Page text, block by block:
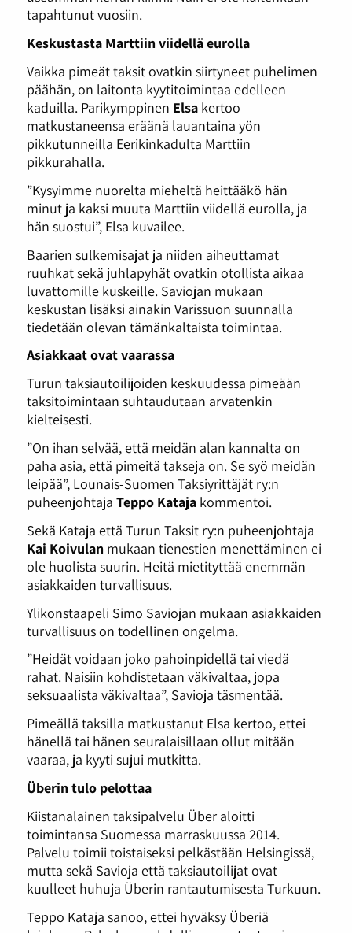
tapahtunut vuosiin.
Keskustasta Marttiin viidellä eurolla
Vaikka pimeät taksit ovatkin siirtyneet puhelimen
päähän, on laitonta kyytitoimintaa edelleen
kaduilla. Parikymppinen Elsakertoo
matkustaneensa eräänä lauantaina yön
pikkutunneilla Eerikinkadulta Marttiin
pikkurahalla.
”Kysyimme nuorelta mieheltä heittääkö hän
minut ja kaksi muuta Marttiin viidellä eurolla, ja
hän suostui”, Elsa kuvailee.
Baarien sulkemisajat ja niiden aiheuttamat
ruuhkat sekä juhlapyhät ovatkin otollista aikaa
luvattomille kuskeille. Saviojan mukaan
keskustan lisäksi ainakin Varissuon suunnalla
tiedetään olevan tämänkaltaista toimintaa.
Asiakkaat ovat vaarassa
Turun taksiautoilijoiden keskuudessa pimeään
taksitoimintaan suhtaudutaan arvatenkin
kielteisesti.
”On ihan selvää, että meidän alan kannalta on
paha asia, että pimeitä takseja on. Se syö meidän
leipää”, Lounais-Suomen Taksiyrittäjät ry:n
puheenjohtaja Teppo Katajakommentoi.
Sekä Kataja että Turun Taksit ry:n puheenjohtaja
Kai Koivulanmukaan tienestien menettäminen ei
ole huolista suurin. Heitä mietityttää enemmän
asiakkaiden turvallisuus.
Ylikonstaapeli Simo Saviojan mukaan asiakkaiden
turvallisuus on todellinen ongelma.
”Heidät voidaan joko pahoinpidellä tai viedä
rahat. Naisiin kohdistetaan väkivaltaa, jopa
seksuaalista väkivaltaa”, Savioja täsmentää.
Pimeällä taksilla matkustanut Elsa kertoo, ettei
hänellä tai hänen seuralaisillaan ollut mitään
vaaraa, ja kyyti sujui mutkitta.
Überin tulo pelottaa
Kiistanalainen taksipalvelu Über aloitti
toimintansa Suomessa marraskuussa 2014.
Palvelu toimii toistaiseksi pelkästään Helsingissä,
mutta sekä Savioja että taksiautoilijat ovat
kuulleet huhuja Überin rantautumisesta Turkuun.
Teppo Kataja sanoo, ettei hyväksy Überiä